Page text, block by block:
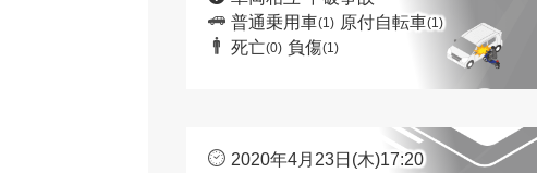
普通乗用車(1) 原付自転車(1)
死亡(0) 負傷(1)
2020年4月23日(木)17:20